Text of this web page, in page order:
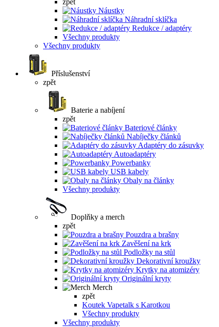
Náustky
Náhradní sklíčka
Redukce / adaptéry
Všechny produkty
Všechny produkty
Příslušenství
zpět
Baterie a nabíjení
zpět
Bateriové články
Nabíječky článků
Adaptéry do zásuvky
Autoadaptéry
Powerbanky
USB kabely
Obaly na články
Všechny produkty
Doplňky a merch
zpět
Pouzdra a brašny
Zavěšení na krk
Podložky na stůl
Dekorativní kroužky
Krytky na atomizéry
Originální kryty
Merch
zpět
Koutek Vapetalk s Karotkou
Všechny produkty
Všechny produkty